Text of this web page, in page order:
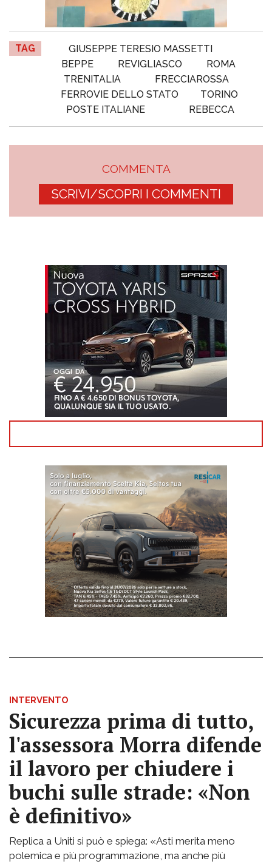
TAG
GIUSEPPE TERESIO MASSETTI
BEPPE
REVIGLIASCO
ROMA
TRENITALIA
FRECCIAROSSA
FERROVIE DELLO STATO
TORINO
POSTE ITALIANE
REBECCA
COMMENTA
SCRIVI/SCOPRI I COMMENTI
INTERVENTO
Sicurezza prima di tutto,
l'assessora Morra difende
il lavoro per chiudere i
buchi sulle strade: «Non
è definitivo»
Replica a Uniti si può e spiega: «Asti merita meno
polemica e più programmazione, ma anche più